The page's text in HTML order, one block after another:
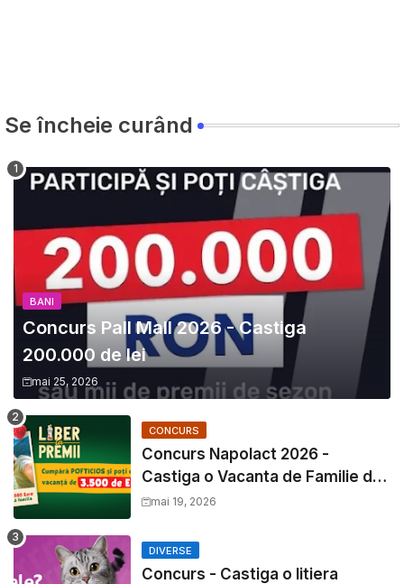
Se încheie curând
BANI
Concurs Pall Mall 2026 - Castiga
200.000 de lei
mai 25, 2026
CONCURS
Concurs Napolact 2026 -
Castiga o Vacanta de Familie de
3500 Euro
mai 19, 2026
DIVERSE
Concurs - Castiga o litiera